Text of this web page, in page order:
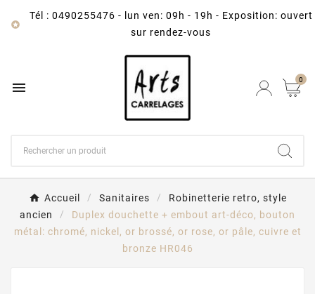

Tél : 0490255476 -
lun ven: 09h - 19h - Exposition: ouvert
sur rendez-vous
 0
Accueil Sanitaires
Robinetterie retro, style
ancien
Duplex douchette + embout art-déco, bouton
métal: chromé, nickel, or brossé, or rose, or pâle, cuivre et
bronze HR046